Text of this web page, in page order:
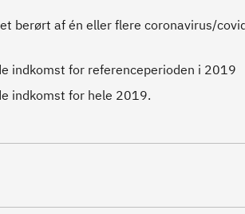
berørt af én eller flere coronavirus/
indkomst for referenceperioden i 2019
indkomst for hele 2019.